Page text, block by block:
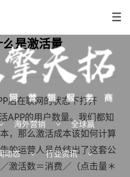
海外营销 全球赢
动态 行业资讯
是激活量
后在联网的状态下打开
APP的用户数量。我们都知
，那么激活成本该如何计算
的运营人员总结出了这套公
激活数＝消费／（点击量＊